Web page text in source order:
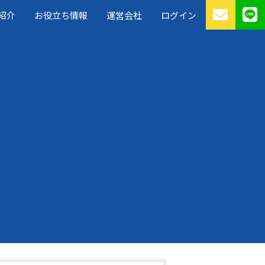
介 お役立ち情報 運営会社 ログイン